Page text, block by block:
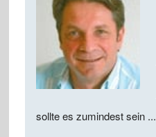
sollte es zumindest sein ...